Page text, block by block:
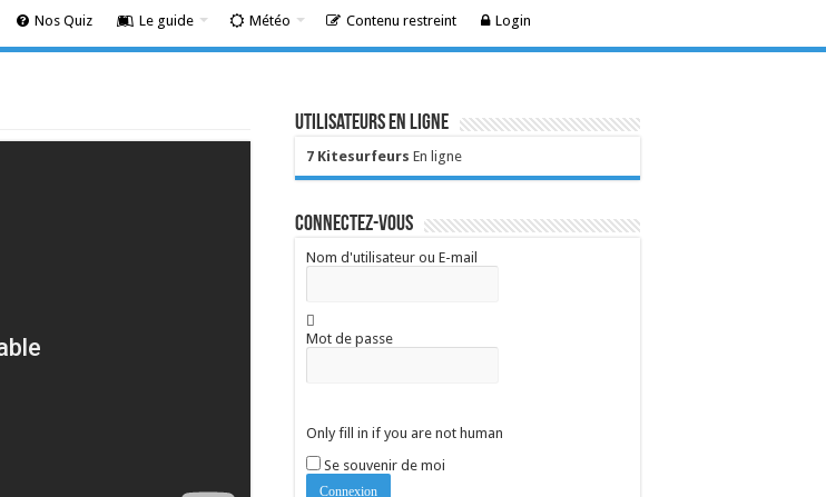
Nos Quiz Le guide Météo Contenu restreint Login
Utilisateurs en ligne
7 Kitesurfeurs En ligne
Connectez-vous
Nom d'utilisateur ou E-mail
Mot de passe
Only fill in if you are not human
Se souvenir de moi